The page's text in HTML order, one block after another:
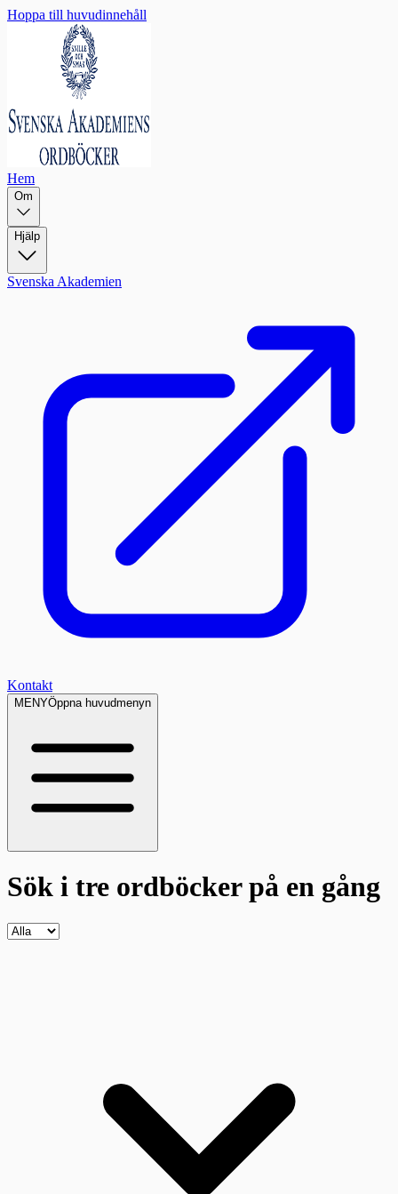
Hoppa till huvudinnehåll
Hem
Om
Hjälp
Svenska Akademien
Kontakt
MENYÖppna huvudmenyn
Sök i tre ordböckerpå en gång